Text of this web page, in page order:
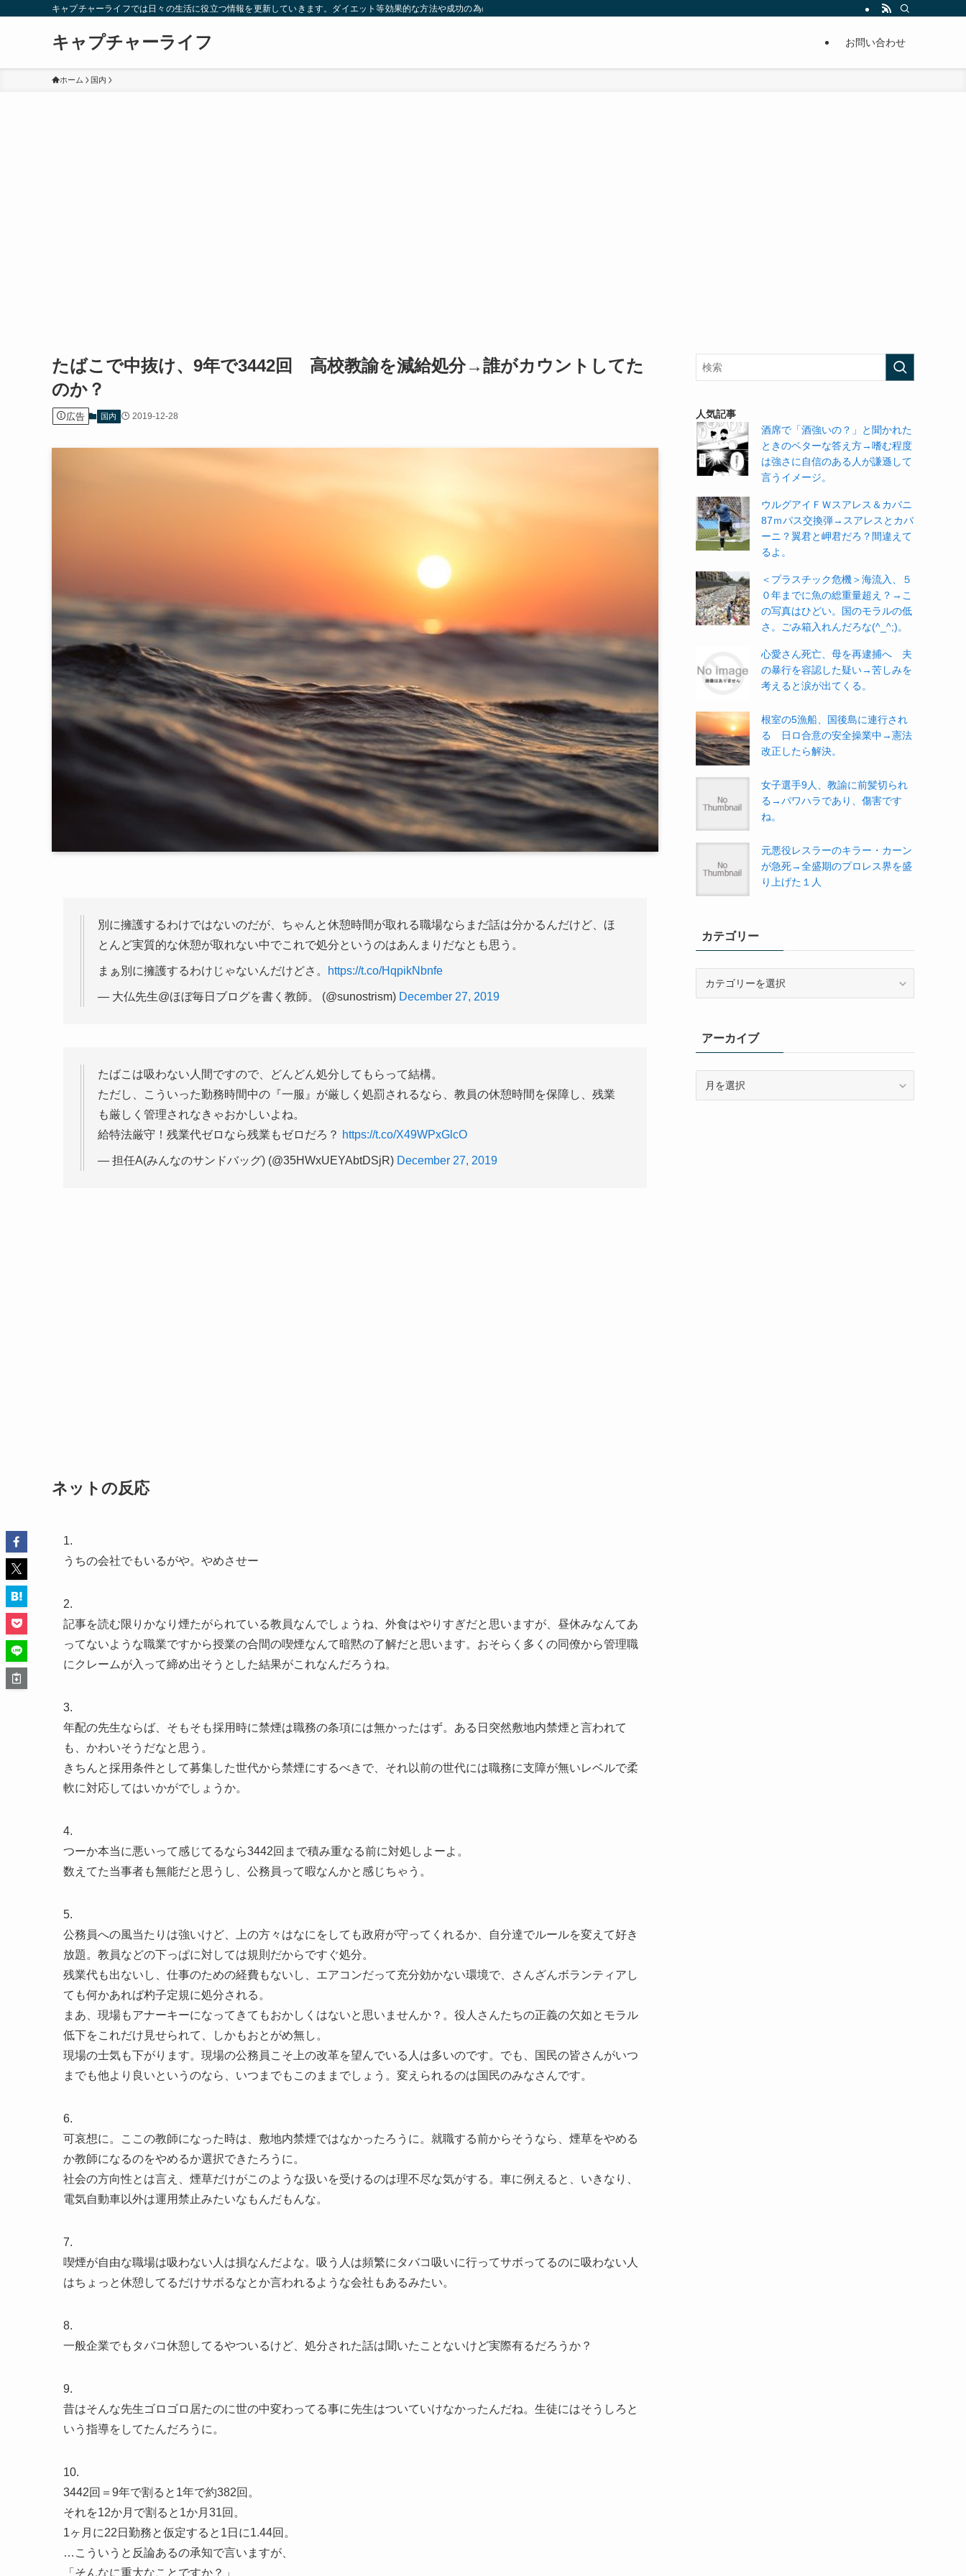
キャプチャーライフでは日々の生活に役立つ情報を更新していきます。ダイエット等効果的な方法や成功の為の秘訣等。太ったり悩んでいる方々が簡単に痩せることが出来るように分かりやすくまとめています。
キャプチャーライフ お問い合わせ
ホーム 国内
たばこで中抜け、9年で3442回 高校教諭を減給処分→誰がカウントしてた
のか？
広告 国内 2019-12-28
別に擁護するわけではないのだが、ちゃんと休憩時間が取れる職場ならまだ話は分かるんだけど、ほ
とんど実質的な休憩が取れない中でこれで処分というのはあんまりだなとも思う。
まぁ別に擁護するわけじゃないんだけどさ。 https://t.co/HqpikNbnfe
— 大仏先生@ほぼ毎日ブログを書く教師。 (@sunostrism) December 27, 2019
たばこは吸わない人間ですので、どんどん処分してもらって結構。
ただし、こういった勤務時間中の『一服』が厳しく処罰されるなら、教員の休憩時間を保障し、残業
も厳しく管理されなきゃおかしいよね。
給特法厳守！残業代ゼロなら残業もゼロだろ？ https://t.co/X49WPxGlcO
— 担任A(みんなのサンドバッグ) (@35HWxUEYAbtDSjR) December 27, 2019
ネットの反応
1.
うちの会社でもいるがや。やめさせー
2.
記事を読む限りかなり煙たがられている教員なんでしょうね、外食はやりすぎだと思いますが、昼休みなんてあ
ってないような職業ですから授業の合間の喫煙なんて暗黙の了解だと思います。おそらく多くの同僚から管理職
にクレームが入って締め出そうとした結果がこれなんだろうね。
3.
年配の先生ならば、そもそも採用時に禁煙は職務の条項には無かったはず。ある日突然敷地内禁煙と言われて
も、かわいそうだなと思う。
きちんと採用条件として募集した世代から禁煙にするべきで、それ以前の世代には職務に支障が無いレベルで柔
軟に対応してはいかがでしょうか。
4.
つーか本当に悪いって感じてるなら3442回まで積み重なる前に対処しよーよ。
数えてた当事者も無能だと思うし、公務員って暇なんかと感じちゃう。
5.
公務員への風当たりは強いけど、上の方々はなにをしても政府が守ってくれるか、自分達でルールを変えて好き
放題。教員などの下っぱに対しては規則だからですぐ処分。
残業代も出ないし、仕事のための経費もないし、エアコンだって充分効かない環境で、さんざんボランティアし
ても何かあれば杓子定規に処分される。
まあ、現場もアナーキーになってきてもおかしくはないと思いませんか？。役人さんたちの正義の欠如とモラル
低下をこれだけ見せられて、しかもおとがめ無し。
現場の士気も下がります。現場の公務員こそ上の改革を望んでいる人は多いのです。でも、国民の皆さんがいつ
までも他より良いというのなら、いつまでもこのままでしょう。変えられるのは国民のみなさんです。
6.
可哀想に。ここの教師になった時は、敷地内禁煙ではなかったろうに。就職する前からそうなら、煙草をやめる
か教師になるのをやめるか選択できたろうに。
社会の方向性とは言え、煙草だけがこのような扱いを受けるのは理不尽な気がする。車に例えると、いきなり、
電気自動車以外は運用禁止みたいなもんだもんな。
7.
喫煙が自由な職場は吸わない人は損なんだよな。吸う人は頻繁にタバコ吸いに行ってサボってるのに吸わない人
はちょっと休憩してるだけサボるなとか言われるような会社もあるみたい。
8.
一般企業でもタバコ休憩してるやついるけど、処分された話は聞いたことないけど実際有るだろうか？
9.
昔はそんな先生ゴロゴロ居たのに世の中変わってる事に先生はついていけなかったんだね。生徒にはそうしろと
いう指導をしてたんだろうに。
10.
3442回＝9年で割ると1年で約382回。
それを12か月で割ると1か月31回。
1ヶ月に22日勤務と仮定すると1日に1.44回。
…こういうと反論あるの承知で言いますが、
「そんなに重大なことですか？」
人気記事
酒席で「酒強いの？」と聞かれた
ときのベターな答え方→嗜む程度
は強さに自信のある人が謙遜して
言うイメージ。
ウルグアイＦＷスアレス＆カバニ
87ｍパス交換弾→スアレスとカバ
ーニ？翼君と岬君だろ？間違えて
るよ。
＜プラスチック危機＞海流入、５
０年までに魚の総重量超え？→こ
の写真はひどい。国のモラルの低
さ。ごみ箱入れんだろな(^_^;)。
心愛さん死亡、母を再逮捕へ 夫
の暴行を容認した疑い→苦しみを
考えると涙が出てくる。
根室の5漁船、国後島に連行され
る 日ロ合意の安全操業中→憲法
改正したら解決。
女子選手9人、教諭に前髪切られ
る→パワハラであり、傷害です
ね。
元悪役レスラーのキラー・カーン
が急死→全盛期のプロレス界を盛
り上げた１人
カテゴリー
ーアーカイブ